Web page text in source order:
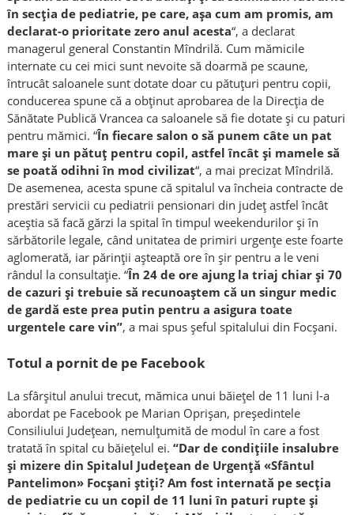
în secţia de pediatrie, pe care, aşa cum am promis, am
declarat-o prioritate zero anul acesta“, a declarat
managerul general Constantin Mîndrilă. Cum mămicile
internate cu cei mici sunt nevoite să doarmă pe scaune,
întrucât saloanele sunt dotate doar cu pătuţuri pentru copii,
conducerea spune că a obţinut aprobarea de la Direcţia de
Sănătate Publică Vrancea ca saloanele să fie dotate şi cu paturi
pentru mămici. “În fiecare salon o să punem câte un pat
mare şi un pătuţ pentru copil, astfel încât şi mamele să
se poată odihni în mod civilizat“, a mai precizat Mîndrilă.
De asemenea, acesta spune că spitalul va încheia contracte de
prestări servicii cu pediatrii pensionari din judeţ astfel încât
aceştia să facă gărzi la spital în timpul weekendurilor şi în
sărbătorile legale, când unitatea de primiri urgenţe este foarte
aglomerată, iar părinţii aşteaptă ore în şir pentru a le veni
rândul la consultaţie. “În 24 de ore ajung la triaj chiar şi 70
de cazuri şi trebuie să recunoaştem că un singur medic
de gardă este prea putin pentru a asigura toate
urgentele care vin”, a mai spus şeful spitalului din Focşani.
Totul a pornit de pe Facebook
La sfârşitul anului trecut, mămica unui băieţel de 11 luni l-a
abordat pe Facebook pe Marian Oprişan, preşedintele
Consiliului Judeţean, nemulţumită de modul în care a fost
tratată în spital cu băieţelul ei. “Dar de condiţiile insalubre
şi mizere din Spitalul Judeţean de Urgenţă «Sfântul
Pantelimon» Focşani ştiţi? Am fost internată pe secţia
de pediatrie cu un copil de 11 luni în paturi rupte şi